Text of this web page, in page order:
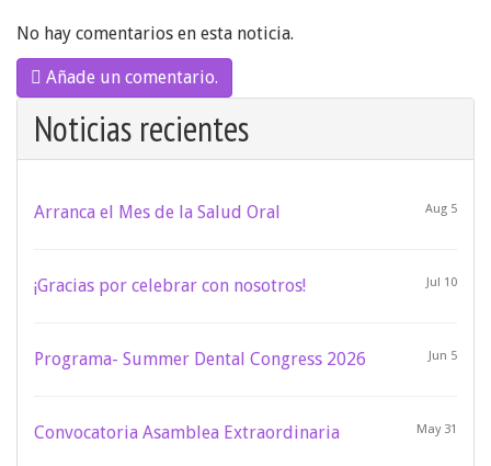
No hay comentarios en esta noticia.
Añade un comentario.
Noticias recientes
Aug 5
Arranca el Mes de la Salud Oral
Jul 10
¡Gracias por celebrar con nosotros!
Jun 5
Programa- Summer Dental Congress 2026
May 31
Convocatoria Asamblea Extraordinaria